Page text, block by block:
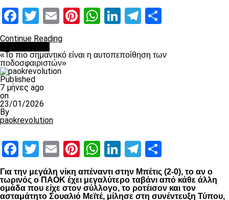
Facebook
Twitter
EmailPinterest
WhatsApp
LinkedIn
Telegram
Continue Reading
«Το πιο σημαντικό είναι η αυτοπεποίθηση των
ποδοσφαιριστών»
Published
7 μήνες ago
on
23/01/2026
By
paokrevolution
Facebook
Twitter
EmailPinterest
WhatsApp
LinkedIn
Telegram
Για την μεγάλη νίκη απέναντι στην Μπέτις (2-0), το αν ο
τωρινός ο ΠΑΟΚ έχει μεγαλύτερο ταβάνι από κάθε άλλη
ομάδα που είχε στον σύλλογο, το ροτέισον και τον
ασταμάτητο Σουαλιό Μεϊτέ, μίλησε στη συνέντευξη Τύπου,